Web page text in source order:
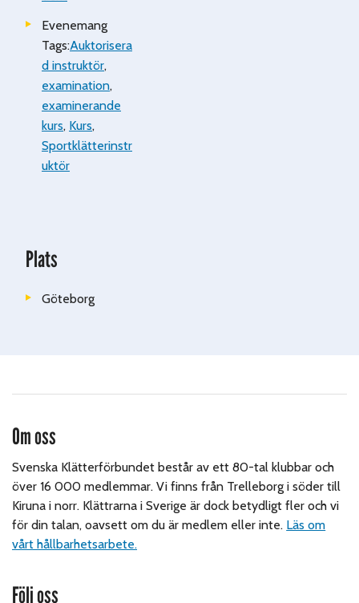
Evenemang
Tags:Auktorisera
d instruktör,
examination,
examinerande
kurs, Kurs,
Sportklätterinstr
uktör
Plats
Göteborg
Om oss
Svenska Klätterförbundet består av ett 80-tal klubbar och
över 16 000 medlemmar. Vi finns från Trelleborg i söder till
Kiruna i norr. Klättrarna i Sverige är dock betydligt fler och vi
för din talan, oavsett om du är medlem eller inte. Läs om
vårt hållbarhetsarbete.
Följ oss